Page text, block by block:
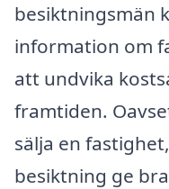
besiktningsmän
information om
att undvika
framtiden.
sälja en
besiktning ge